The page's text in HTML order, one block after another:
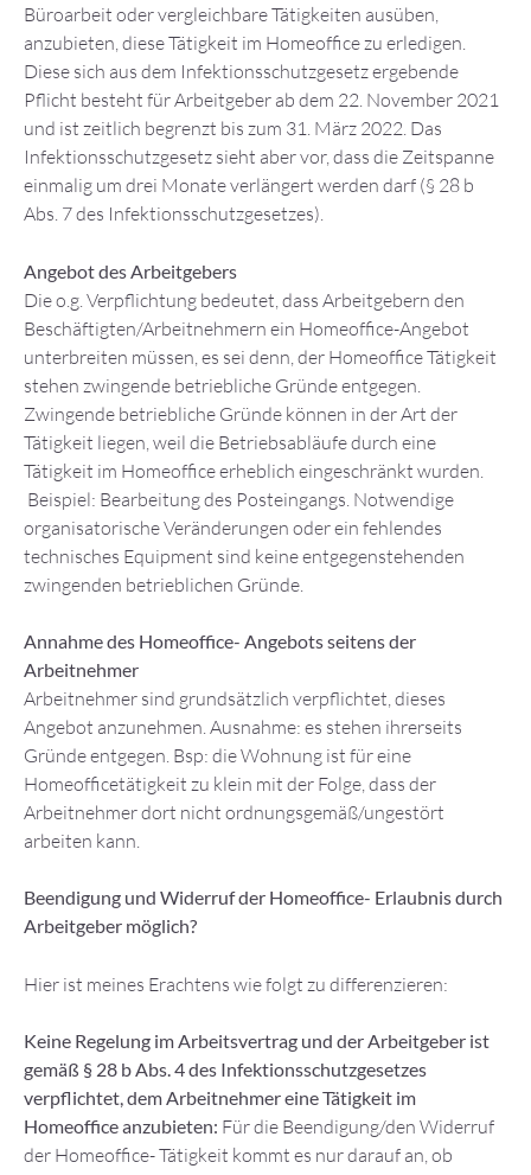
Büroarbeit oder vergleichbare Tätigkeiten ausüben,
anzubieten, diese Tätigkeit im Homeoffice zu erledigen.
Diese sich aus dem Infektionsschutzgesetz ergebende
Pflicht besteht für Arbeitgeber ab dem 22. November 2021
und ist zeitlich begrenzt bis zum 31. März 2022. Das
Infektionsschutzgesetz sieht aber vor, dass die Zeitspanne
einmalig um drei Monate verlängert werden darf (§ 28 b
Abs. 7 des Infektionsschutzgesetzes).
Angebot des Arbeitgebers
Die o.g. Verpflichtung bedeutet, dass Arbeitgebern den
Beschäftigten/Arbeitnehmern ein Homeoffice-Angebot
unterbreiten müssen, es sei denn, der Homeoffice Tätigkeit
stehen zwingende betriebliche Gründe entgegen.
Zwingende betriebliche Gründe können in der Art der
Tätigkeit liegen, weil die Betriebsabläufe durch eine
Tätigkeit im Homeoffice erheblich eingeschränkt wurden.
Beispiel: Bearbeitung des Posteingangs. Notwendige
organisatorische Veränderungen oder ein fehlendes
technisches Equipment sind keine entgegenstehenden
zwingenden betrieblichen Gründe.
Annahme des Homeoffice- Angebots seitens der
Arbeitnehmer
Arbeitnehmer sind grundsätzlich verpflichtet, dieses
Angebot anzunehmen. Ausnahme: es stehen ihrerseits
Gründe entgegen. Bsp: die Wohnung ist für eine
Homeofficetätigkeit zu klein mit der Folge, dass der
Arbeitnehmer dort nicht ordnungsgemäß/ungestört
arbeiten kann.
Beendigung und Widerruf der Homeoffice- Erlaubnis durch
Arbeitgeber möglich?
Hier ist meines Erachtens wie folgt zu differenzieren:
Keine Regelung im Arbeitsvertrag und der Arbeitgeber ist
gemäß § 28 b Abs. 4 des Infektionsschutzgesetzes
verpflichtet, dem Arbeitnehmer eine Tätigkeit im
Homeoffice anzubieten: Für die Beendigung/den Widerruf
der Homeoffice- Tätigkeit kommt es nur darauf an, ob